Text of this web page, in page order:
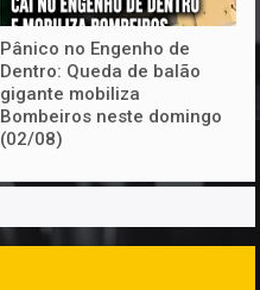
Pânico no Engenho de
Dentro: Queda de balão
gigante mobiliza
Bombeiros neste domingo
(02/08)